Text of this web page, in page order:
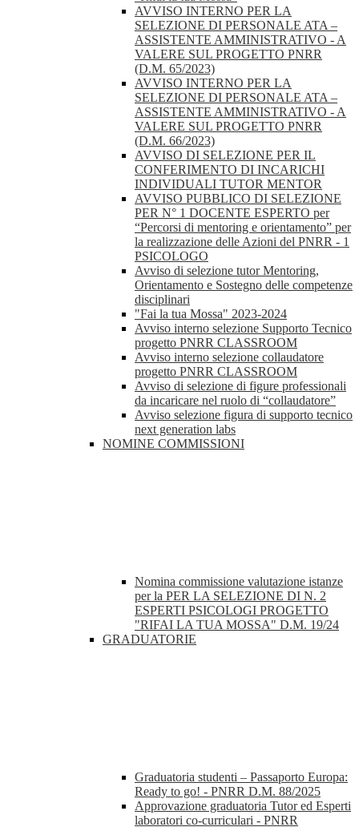
AVVISO INTERNO PER LA
SELEZIONE DI PERSONALE ATA –
ASSISTENTE AMMINISTRATIVO - A
VALERE SUL PROGETTO PNRR
(D.M. 65/2023)
AVVISO INTERNO PER LA
SELEZIONE DI PERSONALE ATA –
ASSISTENTE AMMINISTRATIVO - A
VALERE SUL PROGETTO PNRR
(D.M. 66/2023)
AVVISO DI SELEZIONE PER IL
CONFERIMENTO DI INCARICHI
INDIVIDUALI TUTOR MENTOR
AVVISO PUBBLICO DI SELEZIONE
PER N° 1 DOCENTE ESPERTO per
“Percorsi di mentoring e orientamento” per
la realizzazione delle Azioni del PNRR - 1
PSICOLOGO
Avviso di selezione tutor Mentoring,
Orientamento e Sostegno delle competenze
disciplinari
"Fai la tua Mossa" 2023-2024
Avviso interno selezione Supporto Tecnico
progetto PNRR CLASSROOM
Avviso interno selezione collaudatore
progetto PNRR CLASSROOM
Avviso di selezione di figure professionali
da incaricare nel ruolo di “collaudatore”
Avviso selezione figura di supporto tecnico
next generation labs
NOMINE COMMISSIONI
Nomina commissione valutazione istanze
per la PER LA SELEZIONE DI N. 2
ESPERTI PSICOLOGI PROGETTO
"RIFAI LA TUA MOSSA" D.M. 19/24
GRADUATORIE
Graduatoria studenti – Passaporto Europa:
Ready to go! - PNRR D.M. 88/2025
Approvazione graduatoria Tutor ed Esperti
laboratori co-curriculari - PNRR